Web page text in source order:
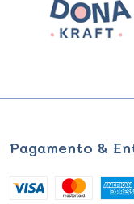
Pagamento &